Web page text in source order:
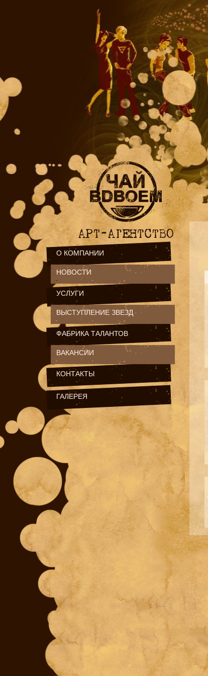
О КОМПАНИИ
НОВОСТИ
УСЛУГИ
ВЫСТУПЛЕНИЕ ЗВЕЗД
ФАБРИКА ТАЛАНТОВ
ВАКАНСИИ
КОНТАКТЫ
ГАЛЕРЕЯ